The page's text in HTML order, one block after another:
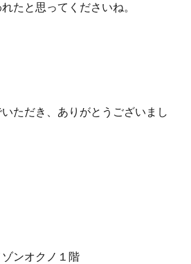
たと思ってくださいね。
ただき、ありがとうございまし
ンオクノ１階